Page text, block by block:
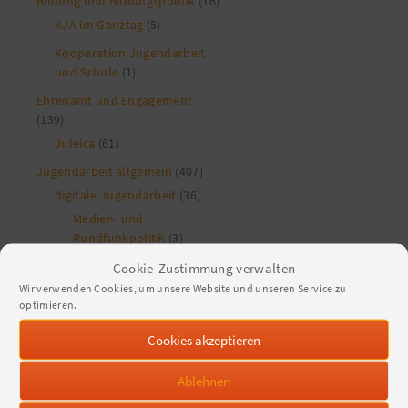
Cookie-Zustimmung verwalten
Wir verwenden Cookies, um unsere Website und unseren Service zu
optimieren.
Cookies akzeptieren
Ablehnen
KJA im Ganztag (5)
Kooperation Jugendarbeit
und Schule (1)
Ehrenamt und Engagement
(139)
Juleica (61)
Jugendarbeit allgemein (407)
digitale Jugendarbeit (36)
Medien- und
Rundfunkpolitik (3)
Medienpädagogik(3)
Extremismusprävention (2)
Gesundheitsförderung(7)
Internationale Jugendarbeit
Jugendringe(2)